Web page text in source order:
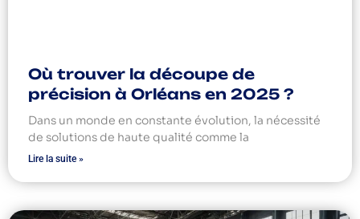
Où trouver la découpe de
précision à Orléans en 2025 ?
Dans un monde en constante évolution, la nécessité
de solutions de haute qualité comme la
Lire la suite »